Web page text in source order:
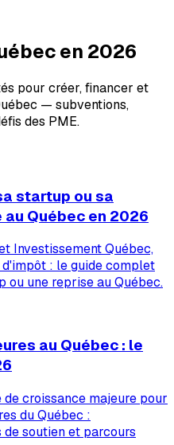
en 2026
pour créer, financer et
— subventions,
des PME.
startup ou sa
Québec en 2026
Investissement Québec,
: le guide complet
ou une reprise au Québec.
au Québec : le
croissance majeure pour
du Québec :
de soutien et parcours